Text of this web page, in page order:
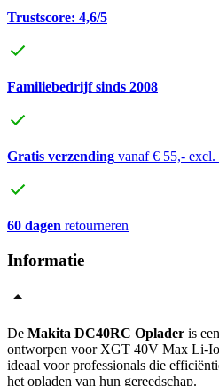
Trustscore: 4,6/5
Familiebedrijf sinds 2008
Gratis verzending vanaf € 55,-
60 dagen retourneren
Informatie
De Makita DC40RC Oplader is
ontworpen voor XGT 40V Max Li-
ideaal voor professionals die
het opladen van hun gereedschap.